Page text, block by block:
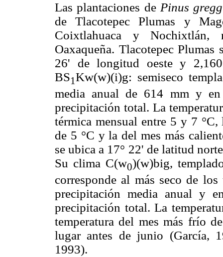
Las plantaciones de Pinus
de Tlacotepec Plumas y
Coixtlahuaca y Nochixtlán,
Oaxaqueña. Tlacotepec
26' de longitud oeste y
BS1Kw(w)(i)g: semiseco
media anual de 614 mm y
precipitación total. La
térmica mensual entre 5 y 7
de 5 °C y la del mes más
se ubica a 17° 22' de latitud
Su clima C(w0)(w)big,
corresponde al más seco de
precipitación media anual y
precipitación total. La
temperatura del mes más frío
lugar antes de junio (García,
1993).